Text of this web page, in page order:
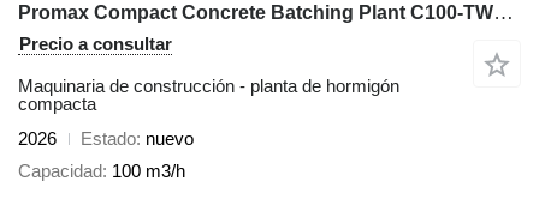
Promax Compact Concrete Batching Plant C100-TWN-LINE (100m3/h)
Precio a consultar
Maquinaria de construcción - planta de hormigón
compacta
2026
Estado nuevo
Capacidad 100 m3/h